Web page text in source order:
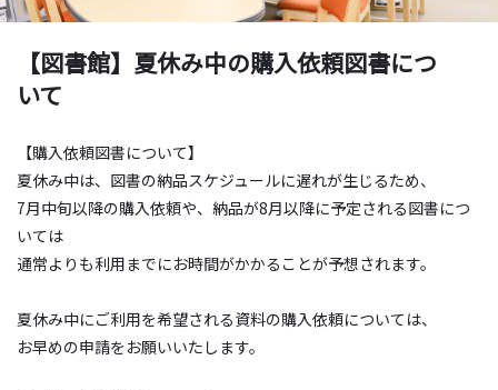
【図書館】夏休み中の購入依頼図書につ
いて
【購入依頼図書について】
夏休み中は、図書の納品スケジュールに遅れが生じるため、
7月中旬以降の購入依頼や、納品が8月以降に予定される図書につ
いては
通常よりも利用までにお時間がかかることが予想されます。
夏休み中にご利用を希望される資料の購入依頼については、
お早めの申請をお願いいたします。